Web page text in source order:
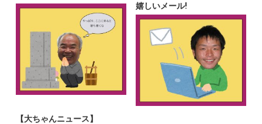
嬉しいメール!
【大ちゃんニュース】